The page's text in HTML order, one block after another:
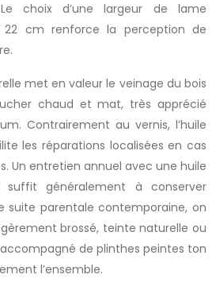
choix d’une largeur de lame
cm renforce la perception de
met en valeur le veinage du bois
chaud et mat, très apprécié
Contrairement au vernis, l’huile
les réparations localisées en cas
Un entretien annuel avec une huile
suffit généralement à conserver
suite parentale contemporaine, on
brossé, teinte naturelle ou
de plinthes peintes ton
l’ensemble.